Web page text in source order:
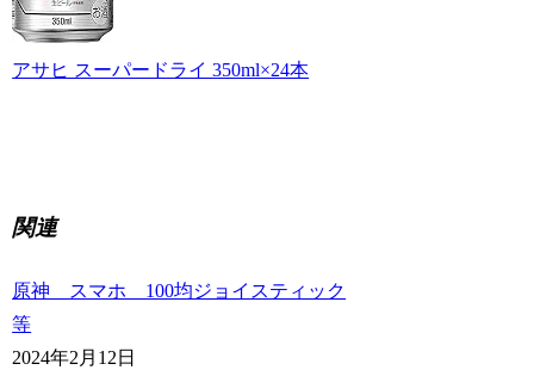
アサヒ スーパードライ 350ml×24本
関連
原神 スマホ 100均ジョイスティック
等
2024年2月12日